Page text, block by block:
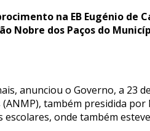
na EB Eugénio de
Nobre dos Paços do
anunciou o Governo, a 23
também presidida
onde também